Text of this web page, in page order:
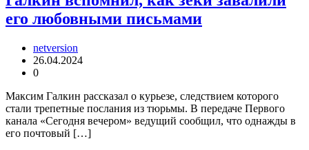
его любовными письмами
netversion
26.04.2024
0
Максим Галкин рассказал о курьезе, следствием которого
стали трепетные послания из тюрьмы. В передаче Первого
канала «Сегодня вечером» ведущий сообщил, что однажды в
его почтовый […]